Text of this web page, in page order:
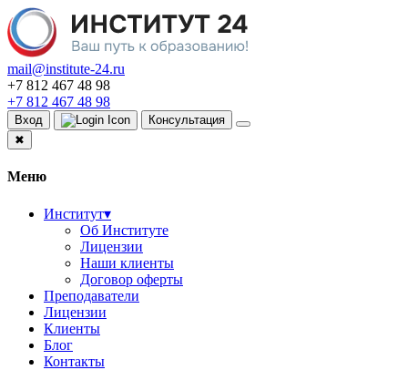
mail@institute-24.ru
+7 812 467 48 98
+7 812 467 48 98
Вход
Консультация
✖
Меню
Институт▾
Об Институте
Лицензии
Наши клиенты
Договор оферты
Преподаватели
Лицензии
Клиенты
Блог
Контакты